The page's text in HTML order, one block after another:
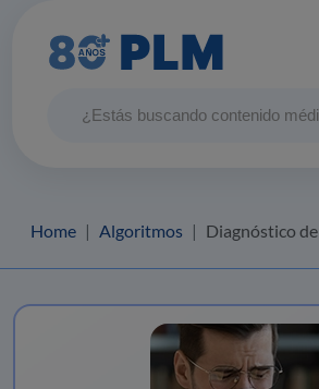
Home Algoritmos Diagnóstico